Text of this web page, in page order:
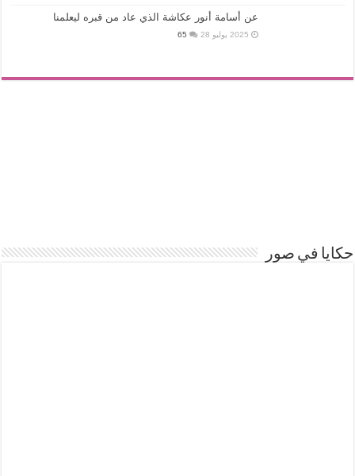
عن أسامة أنور عكاشة الذي عاد من قبره ليعلمنا
2025 يوليو 28 65
حكايا في صور